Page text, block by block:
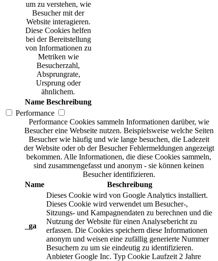
um zu verstehen, wie
Besucher mit der
Website interagieren.
Diese Cookies helfen
bei der Bereitstellung
von Informationen zu
Metriken wie
Besucherzahl,
Absprungrate,
Ursprung oder
ähnlichem.
Name Beschreibung
Performance
Performance Cookies sammeln Informationen darüber, wie
Besucher eine Webseite nutzen. Beispielsweise welche Seiten
Besucher wie häufig und wie lange besuchen, die Ladezeit
der Website oder ob der Besucher Fehlermeldungen angezeigt
bekommen. Alle Informationen, die diese Cookies sammeln,
sind zusammengefasst und anonym - sie können keinen
Besucher identifizieren.
Name
Beschreibung
_ga
Dieses Cookie wird von Google Analytics installiert.
Dieses Cookie wird verwendet um Besucher-,
Sitzungs- und Kampagnendaten zu berechnen und die
Nutzung der Website für einen Analysebericht zu
erfassen. Die Cookies speichern diese Informationen
anonym und weisen eine zufällig generierte Nummer
Besuchern zu um sie eindeutig zu identifizieren.
Anbieter Google Inc. Typ Cookie Laufzeit 2 Jahre